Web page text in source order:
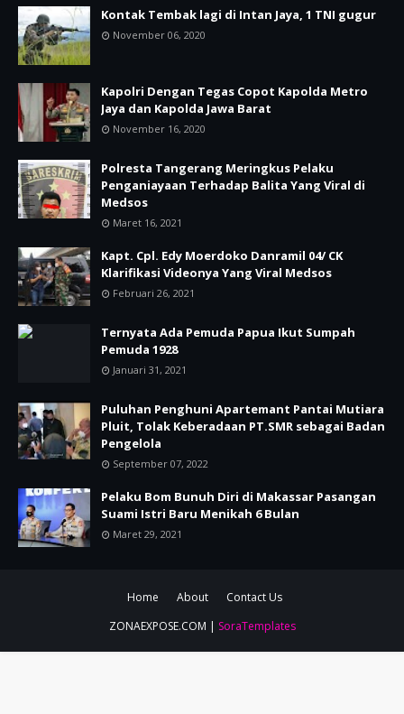
Kontak Tembak lagi di Intan Jaya, 1 TNI gugur
November 06, 2020
Kapolri Dengan Tegas Copot Kapolda Metro
Jaya dan Kapolda Jawa Barat
November 16, 2020
Polresta Tangerang Meringkus Pelaku
Penganiayaan Terhadap Balita Yang Viral di
Medsos
Maret 16, 2021
Kapt. Cpl. Edy Moerdoko Danramil 04/ CK
Klarifikasi Videonya Yang Viral Medsos
Februari 26, 2021
Ternyata Ada Pemuda Papua Ikut Sumpah
Pemuda 1928
Januari 31, 2021
Puluhan Penghuni Apartemant Pantai Mutiara
Pluit, Tolak Keberadaan PT.SMR sebagai Badan
Pengelola
September 07, 2022
Pelaku Bom Bunuh Diri di Makassar Pasangan
Suami Istri Baru Menikah 6 Bulan
Maret 29, 2021
Home About
Contact Us
ZONAEXPOSE.COM | SoraTemplates